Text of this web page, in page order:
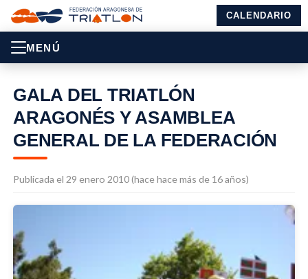
CALENDARIO
MENÚ
GALA DEL TRIATLÓN
ARAGONÉS Y ASAMBLEA
GENERAL DE LA FEDERACIÓN
Publicada el 29 enero 2010 (hace hace más de 16 años)